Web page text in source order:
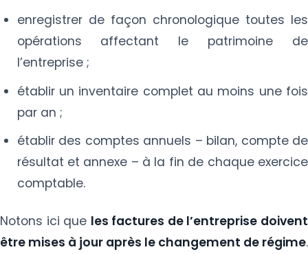
enregistrer de façon chronologique toutes les
opérations affectant le patrimoine de
l’entreprise ;
établir un inventaire complet au moins une fois
par an ;
établir des comptes annuels – bilan, compte de
résultat et annexe – à la fin de chaque exercice
comptable.
Notons ici que les factures de l’entreprise doivent
être mises à jour après le changement de régime.